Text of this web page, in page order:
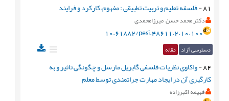
81
-فلسفه تعلیم و تربیت تطبیقی : مفهوم،کارکرد و فرایند
دکتر محمد حسن میرزامحمدی
10.61882/pesi.48611.2.10.100
دسترسی آزاد مقاله
82
-واکاوی نظریات فلسفی گابریل مارسل و چگونگی تاثیر و به
کارگیری آن در ایجاد مهارت جراتمندی توسط معلم
فهیمه اکبرزاده